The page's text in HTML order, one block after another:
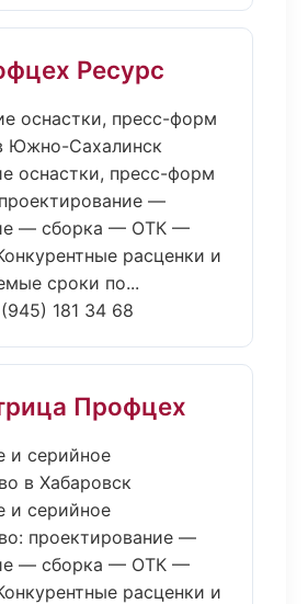
Ресурс
оснастки, пресс-форм
Южно-Сахалинск
оснастки, пресс-форм
—
— сборка — ОТК —
расценки и
сроки по...
181 34 68
Профцех
и серийное
в Хабаровск
и серийное
проектирование —
— сборка — ОТК —
расценки и